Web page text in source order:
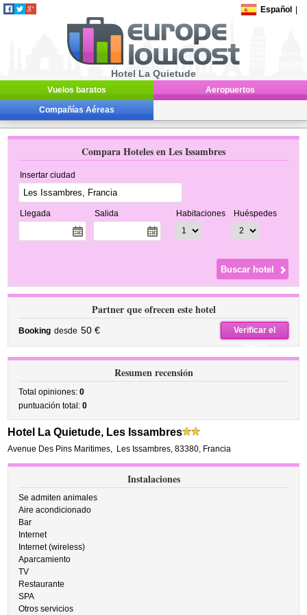
Español
Hotel La Quietude
Vuelos baratos Aeropuertos
Compañías Aéreas
Compara Hoteles en Les Issambres
Insertar ciudad
Llegada Salida Habitaciones Huéspedes
Partner que ofrecen este hotel
Booking desde 50 €
Verificar el
precio
Resumen recensión
Total opiniones:0
puntuación total:0
Hotel La Quietude, Les Issambres
Avenue Des Pins Maritimes, Les Issambres,83380, Francia
Instalaciones
Se admiten animales
Aire acondicionado
Bar
Internet
Internet (wireless)
Aparcamiento
TV
Restaurante
SPA
Otros servicios